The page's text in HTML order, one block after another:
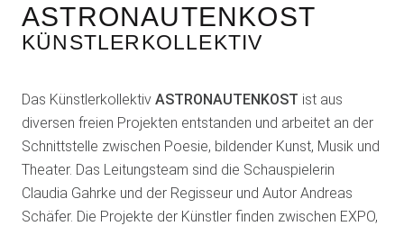
ASTRONAUTENKOST
KÜNSTLERKOLLEKTIV
Das Künstlerkollektiv ASTRONAUTENKOST ist aus
diversen freien Projekten entstanden und arbeitet an der
Schnittstelle zwischen Poesie, bildender Kunst, Musik und
Theater. Das Leitungsteam sind die Schauspielerin
Claudia Gahrke und der Regisseur und Autor Andreas
Schäfer. Die Projekte der Künstler finden zwischen EXPO,